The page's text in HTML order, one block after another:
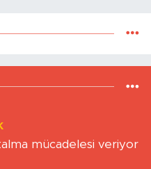
mücadelesi veriyor